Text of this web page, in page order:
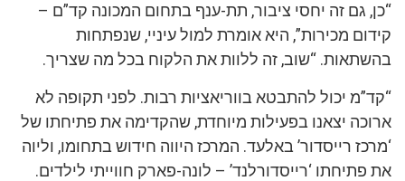
“כן, גם זה יחסי ציבור, תת-ענף בתחום המכונה קד”ם –
קידום מכירות”, היא אומרת למול עיניי, שנפתחות
בהשתאות. “שוב, זה ללוות את הלקוח בכל מה שצריך.
“קד”מ יכול להתבטא בווריאציות רבות. לפני תקופה לא
ארוכה יצאנו בפעילות מיוחדת, שהקדימה את פתיחתו של
‘מרכז רייסדור’ באלעד. המרכז היווה חידוש בתחומו, וליוה
את פתיחתו ‘רייסדורלנד’ – לונה-פארק חווייתי לילדים.